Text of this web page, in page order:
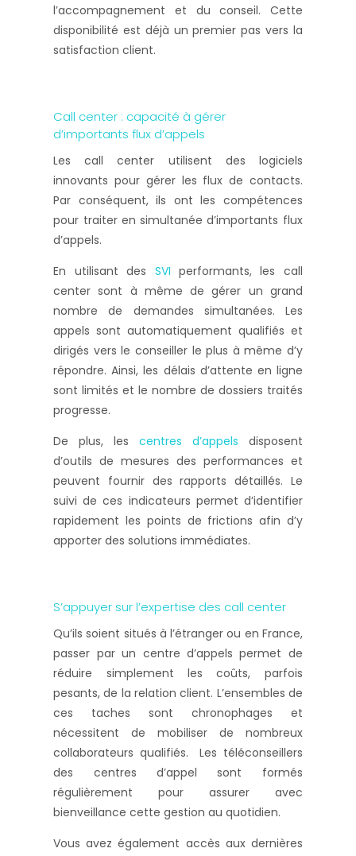
l’accompagnement et du conseil. Cette
disponibilité est déjà un premier pas vers la
satisfaction client.
Call center : capacité à gérer
d’importants flux d’appels
Les call center utilisent des logiciels
innovants pour gérer les flux de contacts.
Par conséquent, ils ont les compétences
pour traiter en simultanée d’importants flux
d’appels.
En utilisant des SVI performants, les call
center sont à même de gérer un grand
nombre de demandes simultanées. Les
appels sont automatiquement qualifiés et
dirigés vers le conseiller le plus à même d’y
répondre. Ainsi, les délais d’attente en ligne
sont limités et le nombre de dossiers traités
progresse.
De plus, les centres d’appels disposent
d’outils de mesures des performances et
peuvent fournir des rapports détaillés. Le
suivi de ces indicateurs permet d’identifier
rapidement les points de frictions afin d’y
apporter des solutions immédiates.
S’appuyer sur l’expertise des call center
Qu’ils soient situés à l’étranger ou en France,
passer par un centre d’appels permet de
réduire simplement les coûts, parfois
pesants, de la relation client. L’ensembles de
ces taches sont chronophages et
nécessitent de mobiliser de nombreux
collaborateurs qualifiés. Les téléconseillers
des centres d’appel sont formés
régulièrement pour assurer avec
bienveillance cette gestion au quotidien.
Vous avez également accès aux dernières